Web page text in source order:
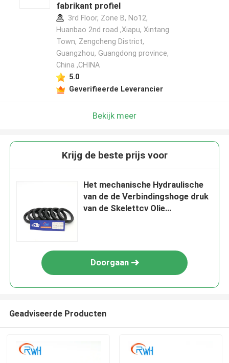
fabrikant profiel
3rd Floor, Zone B, No12,
Huanbao 2nd road ,Xiapu, Xintang
Town, Zengcheng District,
Guangzhou, Guangdong province,
China ,CHINA
5.0
Geverifieerde Leverancier
Bekijk meer
Krijg de beste prijs voor
Het mechanische Hydraulische
van de de Verbindingshoge druk
van de Skelettcv Olie
Doorgaan
Geadviseerde Producten